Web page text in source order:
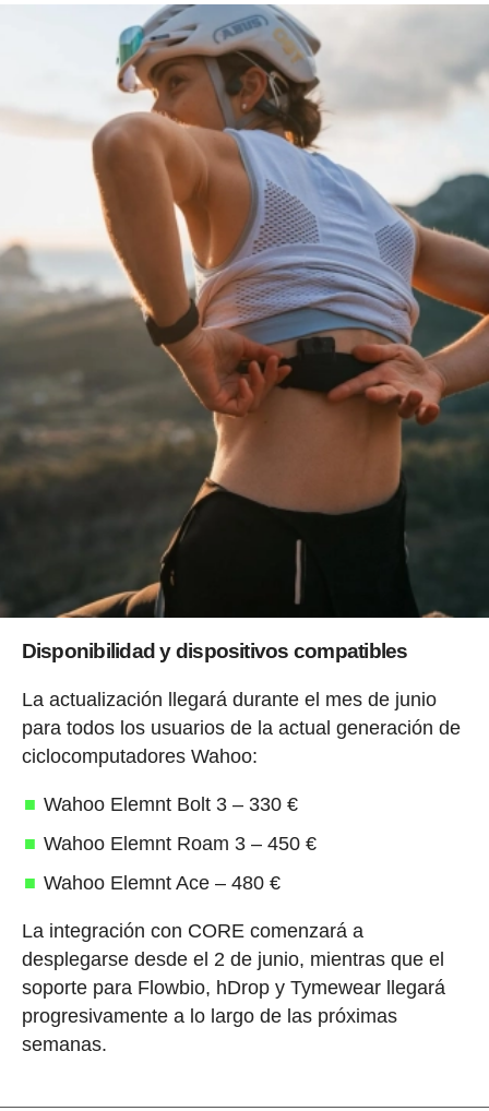
Disponibilidad y dispositivos compatibles
La actualización llegará durante el mes de junio
para todos los usuarios de la actual generación de
ciclocomputadores Wahoo:
Wahoo Elemnt Bolt 3 – 330 €
Wahoo Elemnt Roam 3 – 450 €
Wahoo Elemnt Ace – 480 €
La integración con CORE comenzará a
desplegarse desde el 2 de junio, mientras que el
soporte para Flowbio, hDrop y Tymewear llegará
progresivamente a lo largo de las próximas
semanas.